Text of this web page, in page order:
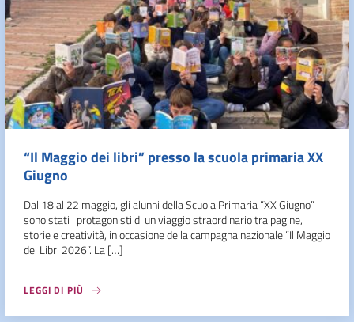
“Il Maggio dei libri” presso la scuola primaria XX
Giugno
Dal 18 al 22 maggio, gli alunni della Scuola Primaria “XX Giugno”
sono stati i protagonisti di un viaggio straordinario tra pagine,
storie e creatività, in occasione della campagna nazionale “Il Maggio
dei Libri 2026”. La […]
LEGGI DI PIÙ